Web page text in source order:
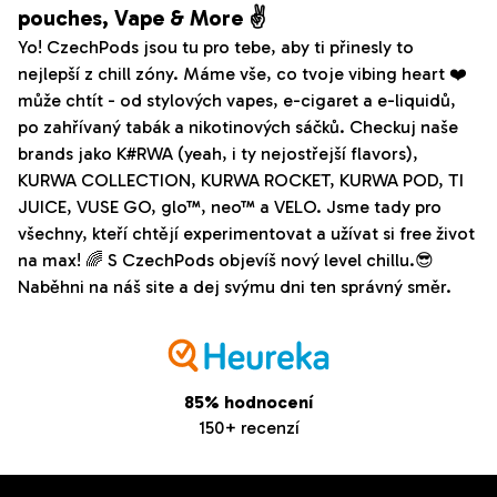
pouches, Vape & More ✌️
Yo! CzechPods jsou tu pro tebe, aby ti přinesly to
nejlepší z chill zóny. Máme vše, co tvoje vibing heart ❤️
může chtít - od stylových vapes, e-cigaret a e-liquidů,
po zahřívaný tabák a nikotinových sáčků. Checkuj naše
brands jako K#RWA (yeah, i ty nejostřejší flavors),
KURWA COLLECTION, KURWA ROCKET, KURWA POD, TI
JUICE, VUSE GO, glo™, neo™ a VELO. Jsme tady pro
všechny, kteří chtějí experimentovat a užívat si free život
na max! 🌈 S CzechPods objevíš nový level chillu.😎
Naběhni na náš site a dej svýmu dni ten správný směr.
85% hodnocení
150+ recenzí